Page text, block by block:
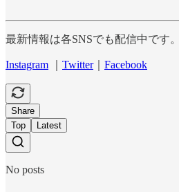
最新情報は各SNSでも配信中です。
Instagram Twitter｜ Facebook
Share
Top
Latest
No posts